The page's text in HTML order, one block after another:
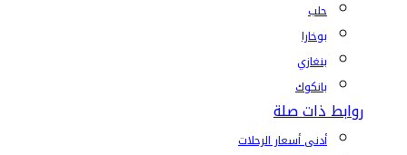
حلب
بوخارا
بنغازي
بانكوك
روابط ذات صلة
أدنى أسعار الرحلات